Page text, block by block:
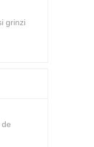
grinzi